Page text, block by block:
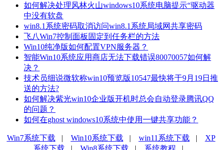
如何解决处理风林火山windows10系统电脑提示“驱动器
中没有软盘
win8.1系统密码取消访问win8.1系统局域网共享密码
飞八Win7控制面板固定到任务栏的方法
Win10纯净版如何配置VPN服务器？
智能Win10系统应用商店无法下载错误80070057如何解
决？
技术员细说微软称win10预览版10547最快将于9月19日推
送的方法?
如何解决紫光win10企业版开机时总会自动登录腾讯QQ
的问题？
如何在ghost windows10系统中使用一键共享功能？
Win7系统下载 | Win10系统下载 | win11系统下载 | XP
系统下载 | Win8系统下载 | 系统教程 |